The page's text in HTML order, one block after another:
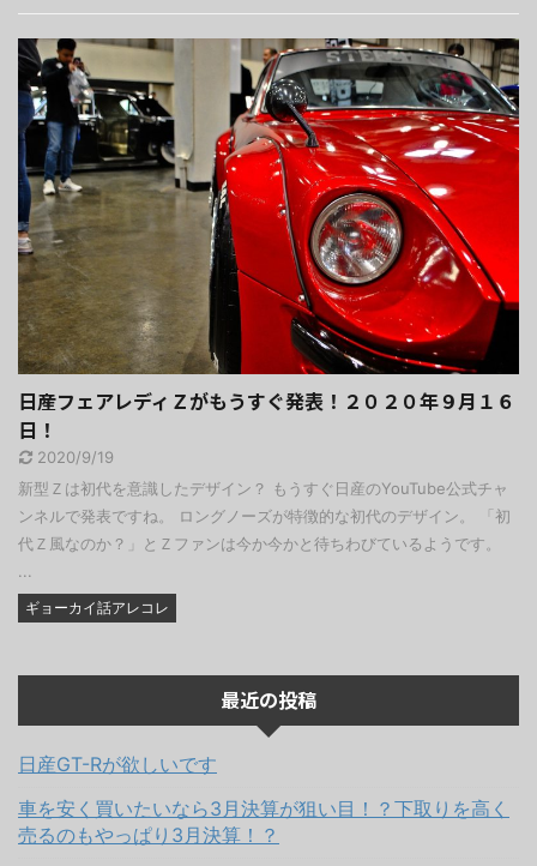
日産フェアレディＺがもうすぐ発表！２０２０年９月１６
日！
2020/9/19
新型Ｚは初代を意識したデザイン？ もうすぐ日産のYouTube公式チャ
ンネルで発表ですね。 ロングノーズが特徴的な初代のデザイン。 「初
代Ｚ風なのか？」とＺファンは今か今かと待ちわびているようです。
...
ギョーカイ話アレコレ
最近の投稿
日産GT-Rが欲しいです
車を安く買いたいなら3月決算が狙い目！？下取りを高く
売るのもやっぱり3月決算！？